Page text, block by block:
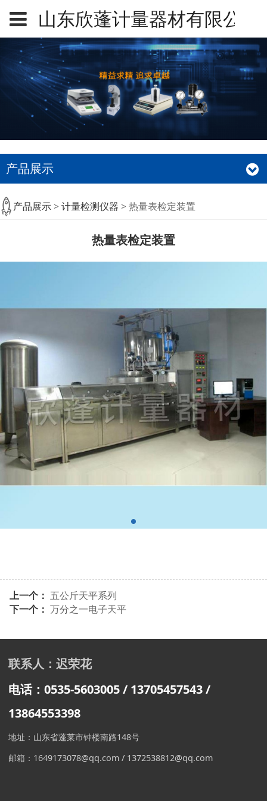
山东欣蓬计量器材有限公司
产品展示
热量表检定装置
产品展示> 计量检测仪器 > 热量表检定装置
热量表检定装置
上一个： 五公斤天平系列
下一个： 万分之一电子天平
联系人：迟荣花
电话：0535-5603005 / 13705457543/
13864553398
地址：山东省蓬莱市钟楼南路148号
邮箱：1649173078@qq.com / 1372538812@qq.com